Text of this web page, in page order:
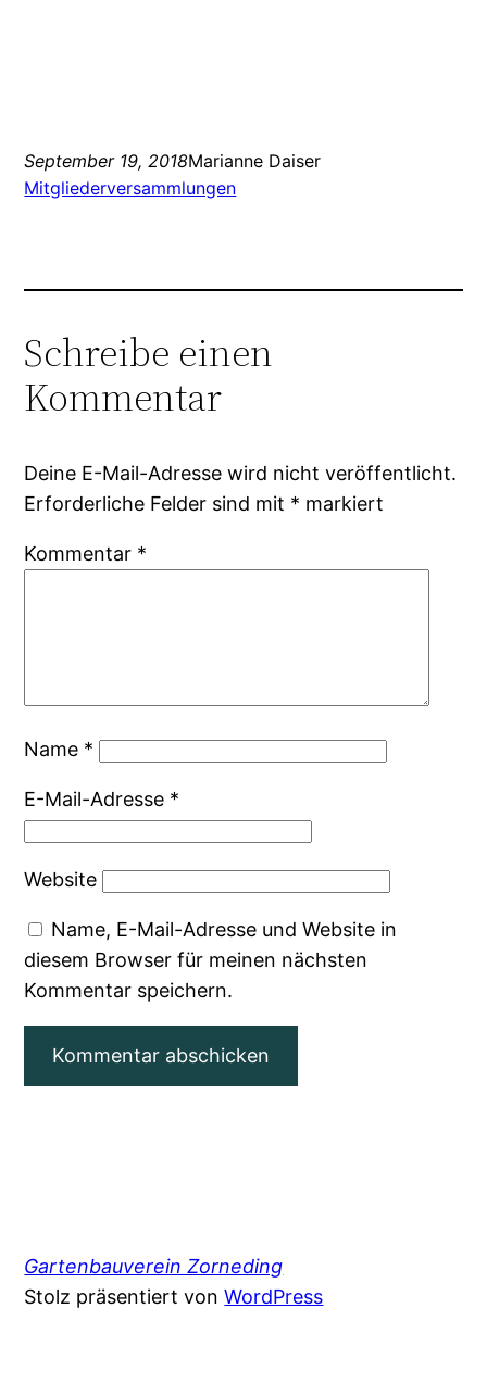
September 19, 2018Marianne Daiser
Mitgliederversammlungen
Schreibe einen
Kommentar
Deine E-Mail-Adresse wird nicht veröffentlicht.
Erforderliche Felder sind mit * markiert
Kommentar *
Name *
E-Mail-Adresse *
Website
Name, E-Mail-Adresse und Website in
diesem Browser für meinen nächsten
Kommentar speichern.
Gartenbauverein Zorneding
Stolz präsentiert vonWordPress